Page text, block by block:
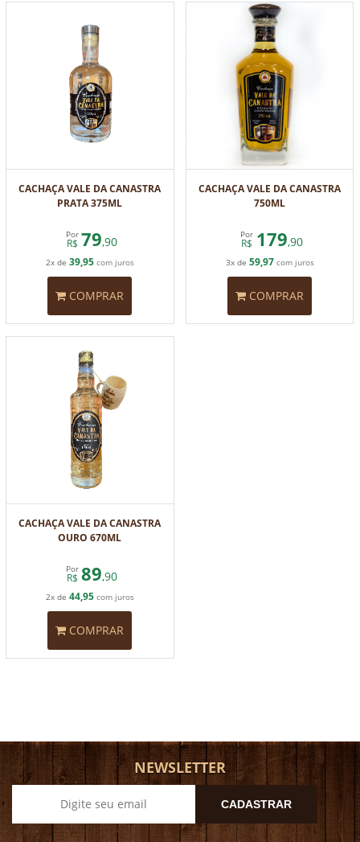
CACHAÇA VALE DA CANASTRA
PRATA 375ML
Por
R$ 79,90
2x de 39,95com juros
COMPRAR
CACHAÇA VALE DA CANASTRA
750ML
Por
R$ 179,90
3x de 59,97com juros
COMPRAR
CACHAÇA VALE DA CANASTRA
OURO 670ML
Por
R$ 89,90
2x de 44,95com juros
COMPRAR
NEWSLETTER
CADASTRAR